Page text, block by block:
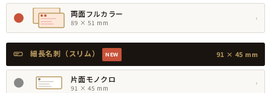
両面フルカラー
89 × 51 mm
›
細長名刺（スリム） NEW 91 × 45 mm
片面モノクロ
91 × 45 mm
›